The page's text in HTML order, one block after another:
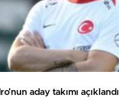
aday takımı açıklandı